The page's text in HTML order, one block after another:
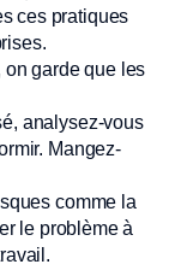
ces pratiques
on garde que les
analysez-vous
Mangez-
comme la
le problème à